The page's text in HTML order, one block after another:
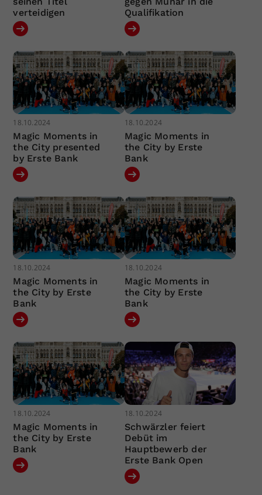
verteidigen
Qualifikation
18.10.2024
Magic Moments in
the City presented
by Erste Bank
18.10.2024
Magic Moments in
the City by Erste
Bank
18.10.2024
Magic Moments in
the City by Erste
Bank
18.10.2024
Magic Moments in
the City by Erste
Bank
18.10.2024
Magic Moments in
the City by Erste
Bank
18.10.2024
Schwärzler feiert
Debüt im
Hauptbewerb der
Erste Bank Open